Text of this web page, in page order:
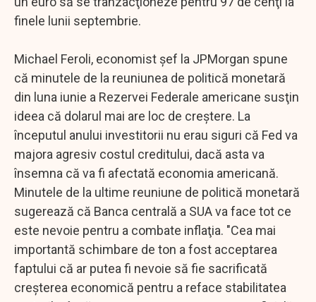
finele lunii septembrie.
Michael Feroli, economist şef la JPMorgan spune
că minutele de la reuniunea de politică monetară
din luna iunie a Rezervei Federale americane susţin
ideea că dolarul mai are loc de creştere. La
începutul anului investitorii nu erau siguri că Fed va
majora agresiv costul creditului, dacă asta va
însemna că va fi afectată economia americană.
Minutele de la ultime reuniune de politică monetară
sugerează că Banca centrală a SUA va face tot ce
este nevoie pentru a combate inflaţia. "Cea mai
importantă schimbare de ton a fost acceptarea
faptului că ar putea fi nevoie să fie sacrificată
creşterea economică pentru a reface stabilitatea